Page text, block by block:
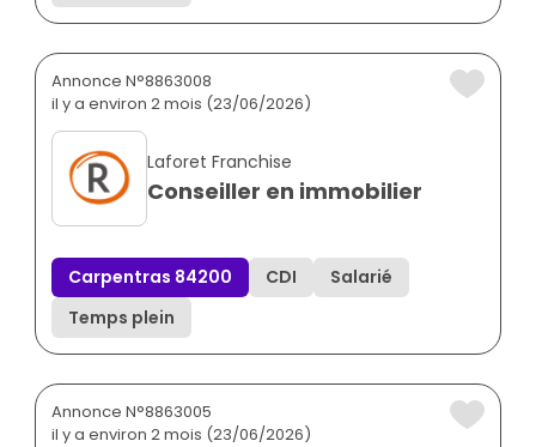
Annonce N°8863008
il y a environ 2 mois (23/06/2026)
Laforet Franchise
Conseiller en immobilier
Carpentras 84200 CDI
Salarié
Temps plein
Annonce N°8863005
il y a environ 2 mois (23/06/2026)